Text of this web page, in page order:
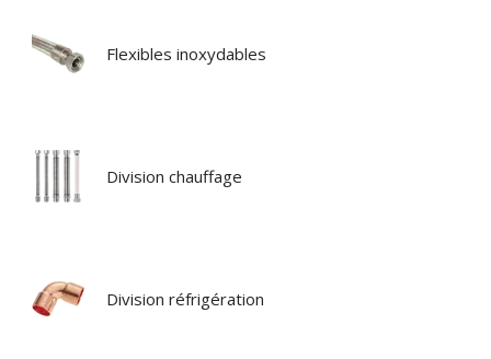
Flexibles inoxydables
Division chauffage
Division réfrigération